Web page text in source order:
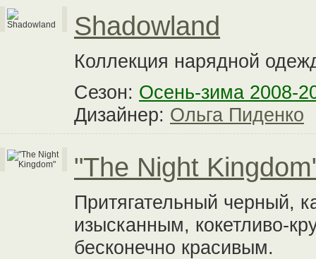
Shadowland
Коллекция нарядной
Сезон: Осень-зима 2008-
Дизайнер: Ольга Пиденко
"The Night
Притягательный черный,
изысканным, кокетливо-
бесконечно красивым.